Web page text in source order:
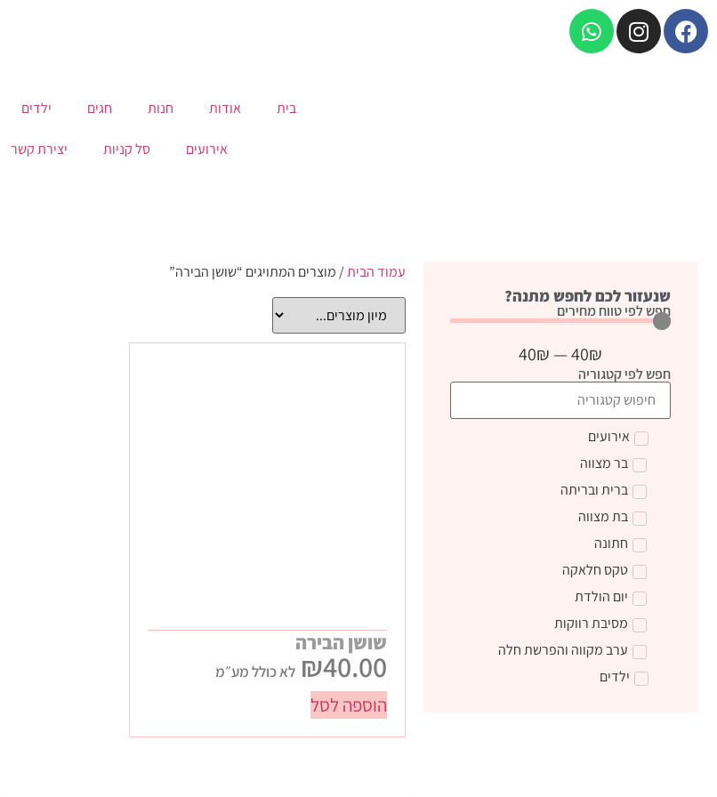
בית אודות חנות חגים ילדים
אירועים סל קניות יצירת קשר
שנעזור לכם לחפש מתנה?
חפש לפי טווח מחירים
40₪
—
40₪
חפש לפי קטגוריה
אירועים
בר מצווה
ברית ובריתה
בת מצווה
חתונה
טקס חלאקה
יום הולדת
מסיבת רווקות
ערב מקווה והפרשת חלה
ילדים
עמוד הבית/ מוצרים המתויגים “שושן הבירה”
שושן הבירה
₪40.00 לא כולל מע״מ
הוספה לסל